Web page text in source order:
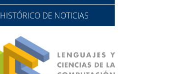
HISTÓRICO DE NOTICIAS